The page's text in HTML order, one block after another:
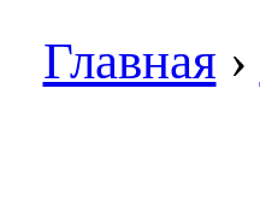
Главная ›